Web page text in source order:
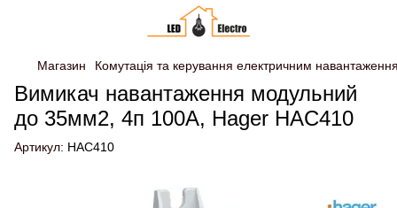
Магазин Комутація та керування електричним
Вимикач навантаження модульний
до 35мм2, 4п 100А, Hager HAC410
Артикул: HAC410